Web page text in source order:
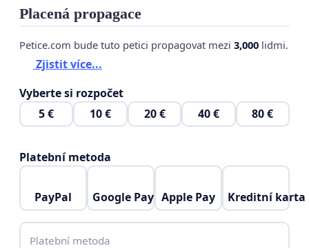
Placená propagace
Petice.com bude tuto petici propagovat mezi 3,000 lidmi.
Zjistit více...
Vyberte si rozpočet
5 €
10 € 20 € 40 € 80 €
Platební metoda
PayPal Google Pay Apple Pay Kreditní karta
Platební metoda